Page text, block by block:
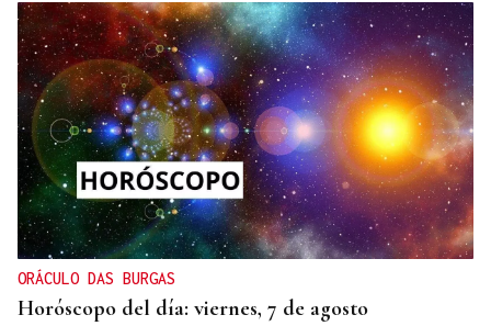
ORÁCULO DAS BURGAS
Horóscopo del día: viernes, 7 de agosto